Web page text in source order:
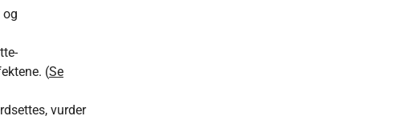
og
(Se
vurder